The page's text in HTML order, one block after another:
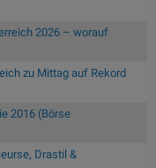
2026 – worauf
zu Mittag auf Rekord
2016 (Börse
Drastil &